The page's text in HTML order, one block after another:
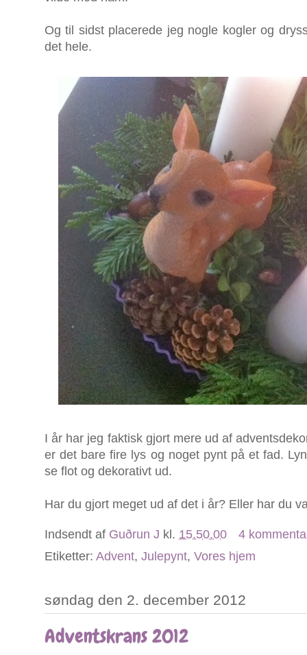
Og til sidst placerede jeg nogle kogler og
det hele.
I år har jeg faktisk gjort mere ud af
er det bare fire lys og noget pynt på et fad.
se flot og dekorativt ud.
Har du gjort meget ud af det i år? Eller har du
Indsendt af Guðrun J kl. 15.50.00
4
Etiketter: Advent, Julepynt, Vores hjem
søndag den 2. december 2012
Adventskrans 2012